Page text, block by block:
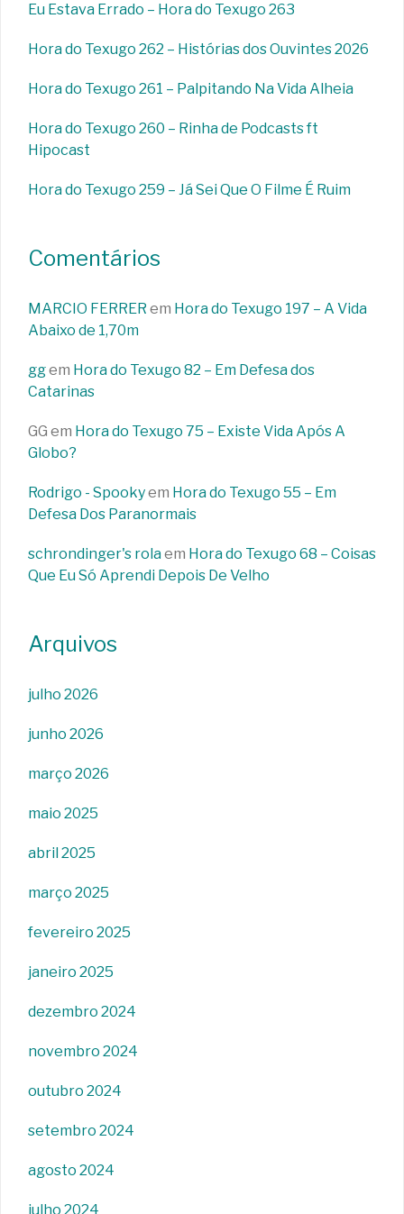
Eu Estava Errado – Hora do Texugo 263
Hora do Texugo 262 – Histórias dos Ouvintes 2026
Hora do Texugo 261 – Palpitando Na Vida Alheia
Hora do Texugo 260 – Rinha de Podcasts ft
Hipocast
Hora do Texugo 259 – Já Sei Que O Filme É Ruim
Comentários
MARCIO FERRER em Hora do Texugo 197 – A Vida
Abaixo de 1,70m
ggem Hora do Texugo 82 – Em Defesa dos
Catarinas
GG em Hora do Texugo 75 – Existe Vida Após A
Globo?
Rodrigo - Spookyem Hora do Texugo 55 – Em
Defesa Dos Paranormais
schrondinger's rolaem Hora do Texugo 68 – Coisas
Que Eu Só Aprendi Depois De Velho
Arquivos
julho 2026
junho 2026
março 2026
maio 2025
abril 2025
março 2025
fevereiro 2025
janeiro 2025
dezembro 2024
novembro 2024
outubro 2024
setembro 2024
agosto 2024
julho 2024